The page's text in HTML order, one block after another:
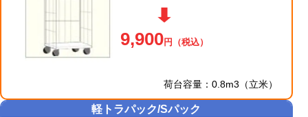
9,900円 （税込）
荷台容量：0.8m3（立米）
軽トラパック/Sパック